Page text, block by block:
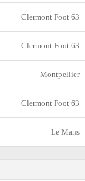
Clermont Foot 63
Clermont Foot 63
Montpellier
Clermont Foot 63
Le Mans